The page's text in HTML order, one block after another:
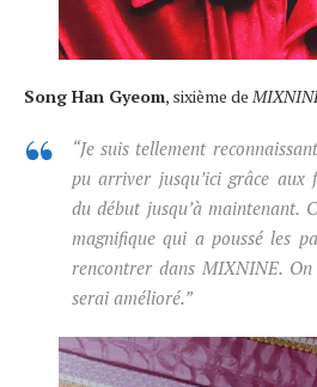
Song Han Gyeom, sixième de
“Je suis tellement
pu arriver jusqu’ici grâce aux
du début jusqu’à maintenant.
magnifique qui a poussé les
rencontrer dans MIXNINE.
serai amélioré.”